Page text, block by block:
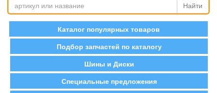
Найти
Каталог популярных товаров
Подбор запчастей по каталогу
Шины и Диски
Специальные предложения